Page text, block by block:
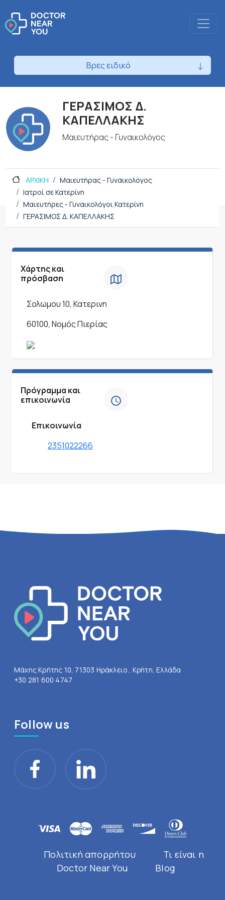
Βρες ειδικό
ΓΕΡΑΣΙΜΟΣ Δ.
ΚΑΠΕΛΛΑΚΗΣ
Μαιευτήρας - Γυναικολόγος
ΑΡΧΙΚΗ
Μαιευτήρας - Γυναικολόγος
Ιατροί σε Κατερίνη
Μαιευτήρες - Γυναικολόγοι Κατερίνη
ΓΕΡΑΣΙΜΟΣ Δ. ΚΑΠΕΛΛΑΚΗΣ
Χάρτης και
πρόσβαση
Σολωμου 10, Κατερινη
60100, Νομός Πιερίας
Πρόγραμμα και
επικοινωνία
Επικοινωνία
2351022266
Μάχης Κρήτης 10, 71303 Ηράκλειο , Κρήτη, Ελλάδα
+30 281 600 4747
Follow us
Πολιτική απορρήτου
Τι είναι η
Doctor Near You
Blog